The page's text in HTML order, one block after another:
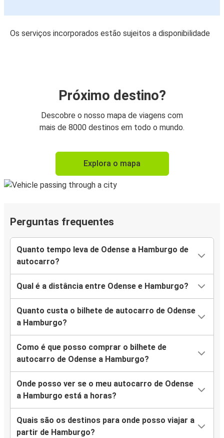
Os serviços incorporados estão sujeitos a disponibilidade
Próximo destino?
Descobre o nosso mapa de viagens com
mais de 8000 destinos em todo o mundo.
Explora o mapa
Perguntas frequentes
Quanto tempo leva de Odense a Hamburgo de
autocarro?
Qual é a distância entre Odense e Hamburgo?
Quanto custa o bilhete de autocarro de Odense
a Hamburgo?
Como é que posso comprar o bilhete de
autocarro de Odense a Hamburgo?
Onde posso ver se o meu autocarro de Odense
a Hamburgo está a horas?
Quais são os destinos para onde posso viajar a
partir de Hamburgo?